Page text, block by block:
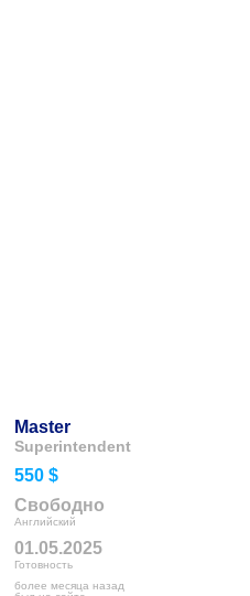
Master
Superintendent
550 $
Свободно
Английский
01.05.2025
Готовность
более месяца назад